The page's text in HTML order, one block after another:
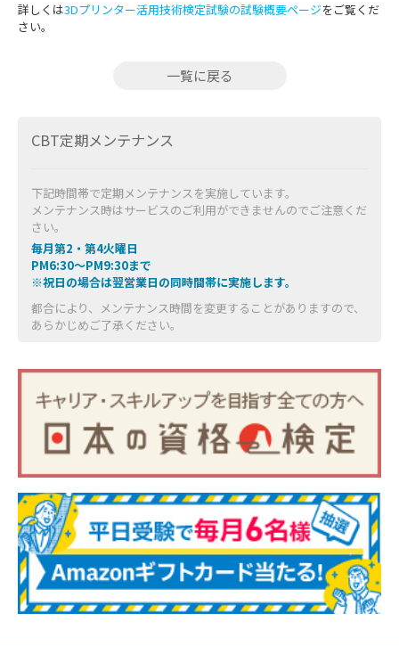
詳しくは3Dプリンター活用技術検定試験の試験概要ページをご覧くだ
さい。
一覧に戻る
CBT定期メンテナンス
下記時間帯で定期メンテナンスを実施しています。
メンテナンス時はサービスのご利用ができませんのでご注意くだ
さい。
毎月第2・第4火曜日
PM6:30～PM9:30まで
※祝日の場合は翌営業日の同時間帯に実施します。
都合により、メンテナンス時間を変更することがありますので、
あらかじめご了承ください。